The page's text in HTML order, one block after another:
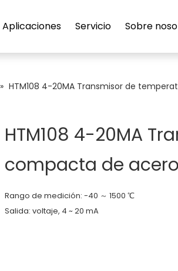
Aplicaciones Servicio Sobre
» HTM108 4-20MA Transmisor de
HTM108 4-20MA
compacta de
Rango de medición: -40 ～ 1500 ℃
Salida: voltaje, 4 ~ 20 mA